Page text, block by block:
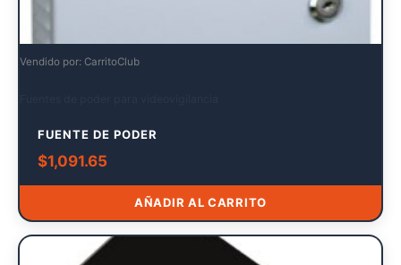
Vendido por: CarritoClub
FUENTE DE PODER
$1,091.65
AÑADIR AL CARRITO